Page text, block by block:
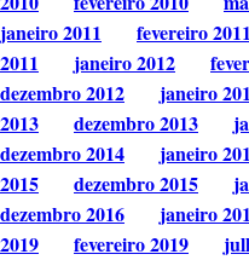
janeiro 2011
fevereiro 2011
2011
janeiro 2012
dezembro 2012
janeiro
2013
dezembro 2013
dezembro 2014
janeiro
2015
dezembro 2015
dezembro 2016
janeiro
2019
fevereiro 2019